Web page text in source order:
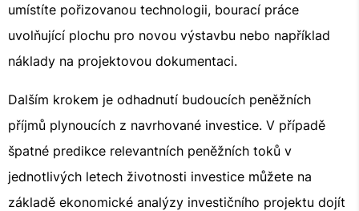
umístíte pořizovanou technologii, bourací práce
uvolňující plochu pro novou výstavbu nebo například
náklady na projektovou dokumentaci.
Dalším krokem je odhadnutí budoucích peněžních
příjmů plynoucích z navrhované investice. V případě
špatné predikce relevantních peněžních toků v
jednotlivých letech životnosti investice můžete na
základě ekonomické analýzy investičního projektu dojít